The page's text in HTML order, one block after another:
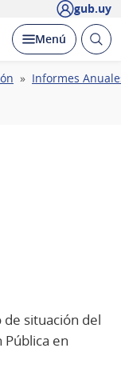
gub.uy
Desplegar
Menú Abrir
Informes
situación del
en